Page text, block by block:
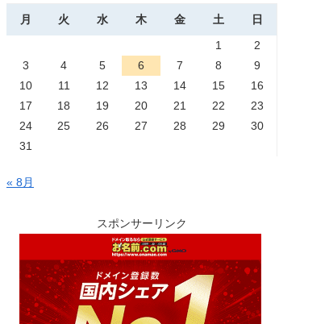
月 火 水 木 金 土
日
1
2
3
4 5 6 7 8
9
10
11 12 13 14 15
16
17
18 19 20 21 22
23
24
25 26 27 28 29
30
31
« 8月
スポンサーリンク